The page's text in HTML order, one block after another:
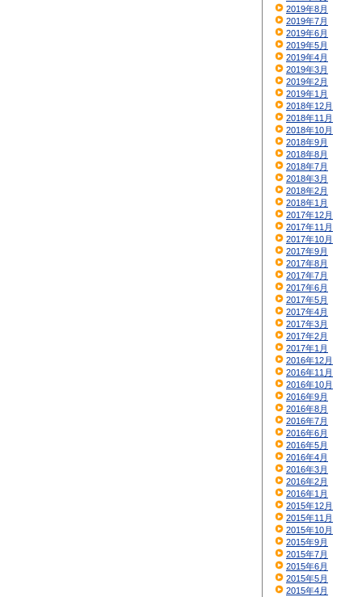
2019年8月
2019年7月
2019年6月
2019年5月
2019年4月
2019年3月
2019年2月
2019年1月
2018年12月
2018年11月
2018年10月
2018年9月
2018年8月
2018年7月
2018年3月
2018年2月
2018年1月
2017年12月
2017年11月
2017年10月
2017年9月
2017年8月
2017年7月
2017年6月
2017年5月
2017年4月
2017年3月
2017年2月
2017年1月
2016年12月
2016年11月
2016年10月
2016年9月
2016年8月
2016年7月
2016年6月
2016年5月
2016年4月
2016年3月
2016年2月
2016年1月
2015年12月
2015年11月
2015年10月
2015年9月
2015年7月
2015年6月
2015年5月
2015年4月